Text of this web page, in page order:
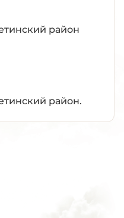
район
район.